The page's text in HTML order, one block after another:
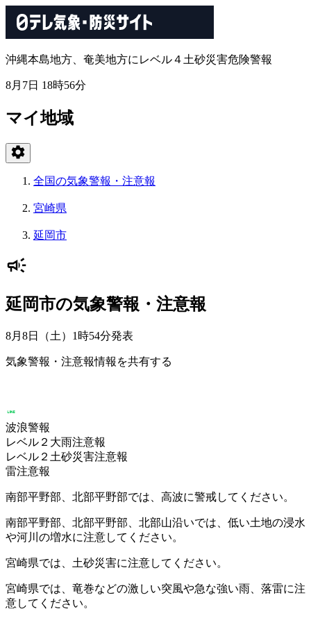
沖縄本島地方、奄美地方にレベル４土砂災害危険警報
8月7日 18時56分
マイ地域
全国の気象警報・注意報
宮崎県
延岡市
延岡市の気象警報・注意報
8月8日（土）1時54分発表
気象警報・注意報情報を共有する
波浪警報
レベル２大雨注意報
レベル２土砂災害注意報
雷注意報
南部平野部、北部平野部では、高波に警戒してください。
南部平野部、北部平野部、北部山沿いでは、低い土地の浸水
や河川の増水に注意してください。
宮崎県では、土砂災害に注意してください。
宮崎県では、竜巻などの激しい突風や急な強い雨、落雷に注
意してください。